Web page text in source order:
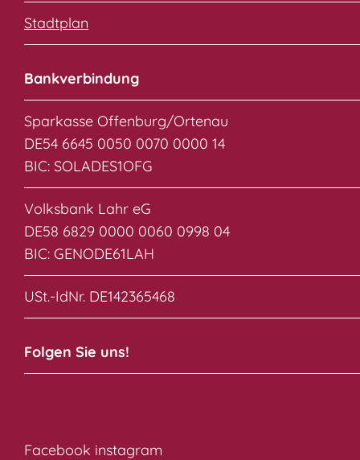
Stadtplan
Bankverbindung
Sparkasse Offenburg/Ortenau
DE54 6645 0050 0070 0000 14
BIC: SOLADES1OFG
Volksbank Lahr eG
DE58 6829 0000 0060 0998 04
BIC: GENODE61LAH
USt.-IdNr. DE142365468
Folgen Sie uns!
Facebook instagram